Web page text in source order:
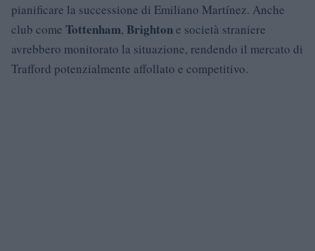
pianificare la successione di Emiliano Martínez. Anche
club come Tottenham, Brightone società straniere
avrebbero monitorato la situazione, rendendo il mercato di
Trafford potenzialmente affollato e competitivo.